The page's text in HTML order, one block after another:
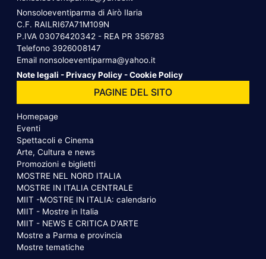
Nonsoloeventiparma di Airò Ilaria
C.F. RAILRI67A71M109N
P.IVA 03076420342 - REA PR 356783
Telefono 3926008147
Email nonsoloeventiparma@yahoo.it
Note legali -Privacy Policy -Cookie Policy
PAGINE DEL SITO
Homepage
Eventi
Spettacoli e Cinema
Arte, Cultura e news
Promozioni e biglietti
MOSTRE NEL NORD ITALIA
MOSTRE IN ITALIA CENTRALE
MIIT -MOSTRE IN ITALIA: calendario
MIIT - Mostre in Italia
MIIT - NEWS E CRITICA D'ARTE
Mostre a Parma e provincia
Mostre tematiche